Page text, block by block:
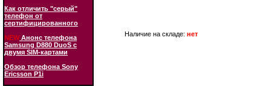
Как отличить "серый"
телефон от
сертифицированного
NEWАнонс телефона
Samsung D880 DuoS с
двумя SIM-картами
Обзор телефона Sony
Ericsson P1i
Наличие на складе: нет